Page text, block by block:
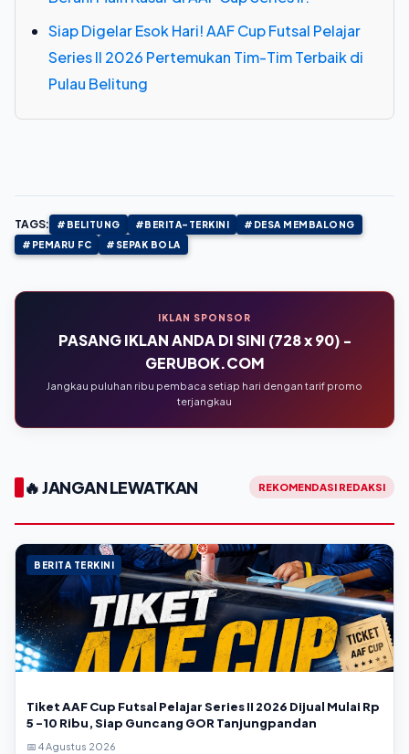
Siap Digelar Esok Hari! AAF Cup Futsal Pelajar
Series II 2026 Pertemukan Tim-Tim Terbaik di
Pulau Belitung
TAGS: #BELITUNG #BERITA-TERKINI
#DESA MEMBALONG
#PEMARU FC
#SEPAK BOLA
IKLAN SPONSOR
PASANG IKLAN ANDA DI SINI (728 x 90) -
GERUBOK.COM
Jangkau puluhan ribu pembaca setiap hari dengan tarif promo
terjangkau
🔥 JANGAN LEWATKAN REKOMENDASI REDAKSI
BERITA TERKINI
Tiket AAF Cup Futsal Pelajar Series II 2026 Dijual Mulai Rp
5 -10 Ribu, Siap Guncang GOR Tanjungpandan
📅 4 Agustus 2026